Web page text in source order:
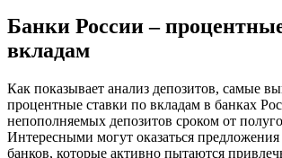
Банки России –
вкладам
Как показывает анализ депозитов, самые
процентные ставки по вкладам в банках
непополняемых депозитов сроком от
Интересными могут оказаться
банков, которые активно пытаются